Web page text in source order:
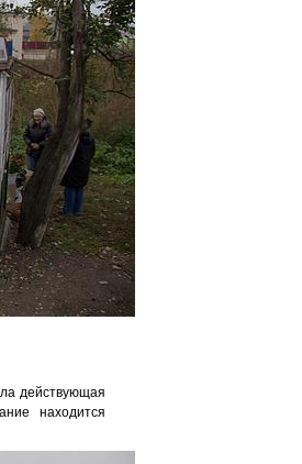
действующая
находится